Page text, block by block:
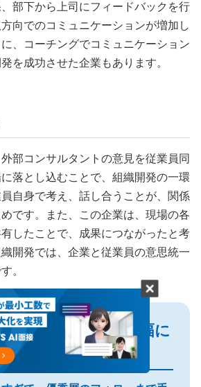
部下から上司にフィードバックを行
向でのコミュニケーションが増加し
、コーチングでコミュニケーション
を成功させた企業もあります。
部コンサルタントの意見を従業員同
落とし込むことで、組織開発の一環
自身で考え、話し合うことが、関係
です。また、この企業は、現場の各
したことで、成果につながったと考
開発では、企業と従業員の意思統一
。
で面接の工数を大幅に